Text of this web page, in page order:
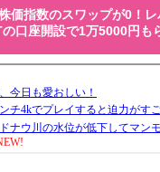
価指数のスワップが0！
口座開設で1万5000円も